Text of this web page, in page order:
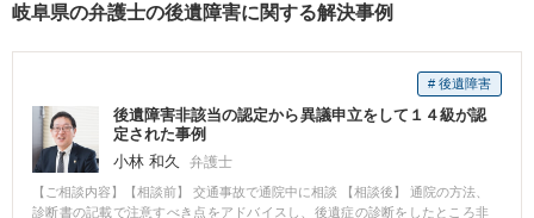
岐阜県の弁護士の後遺障害に関する解決事例
# 後遺障害
後遺障害非該当の認定から異議申立をして１４級が認
定された事例
小林 和久
弁護士
【ご相談内容】【相談前】 交通事故で通院中に相談 【相談後】 通院の方法、
診断書の記載で注意すべき点をアドバイスし、後遺症の診断をしたところ非